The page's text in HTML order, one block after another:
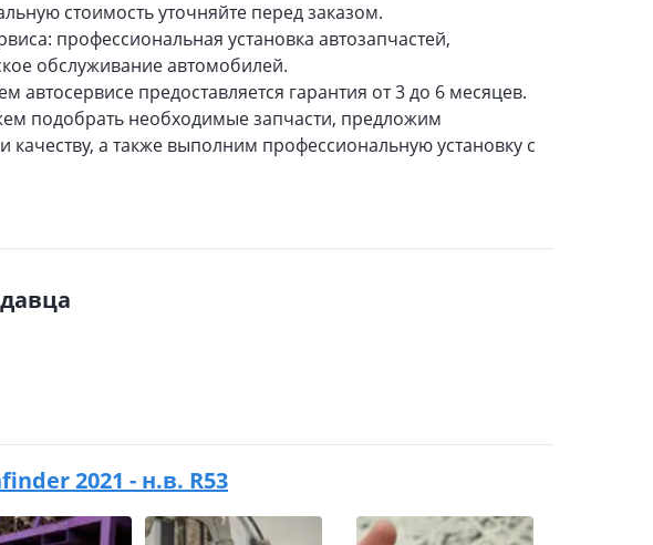
стоимость уточняйте перед заказом.
профессиональная установка автозапчастей,
обслуживание автомобилей.
автосервисе предоставляется гарантия от 3 до 6 месяцев.
подобрать необходимые запчасти, предложим
а также выполним профессиональную установку с
2021 - н.в. R53